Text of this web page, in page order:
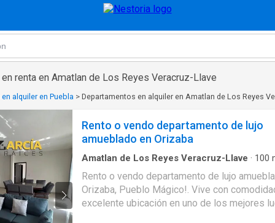
renta en Amatlan de Los Reyes Veracruz-Llave
alquiler en Puebla > Departamentos en alquiler en Amatlan de Los Reyes
Rento o vendo departamento de lujo
amueblado en Orizaba
Amatlan de Los Reyes Veracruz-Llave · 100
Rento o vendo departamento de lujo
Orizaba, Pueblo Mágico!. Vive con
excelente ubicación en uno de los mejores